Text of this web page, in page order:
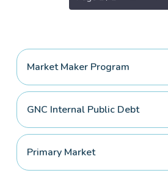
Market Maker Program
GNC Internal Public Debt
Primary Market